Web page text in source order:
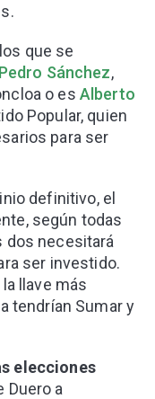
que se
Pedro Sánchez,
o es Alberto
Popular, quien
para ser
definitivo, el
según todas
dos necesitará
ser investido.
llave más
tendrían Sumar y
elecciones
Duero a